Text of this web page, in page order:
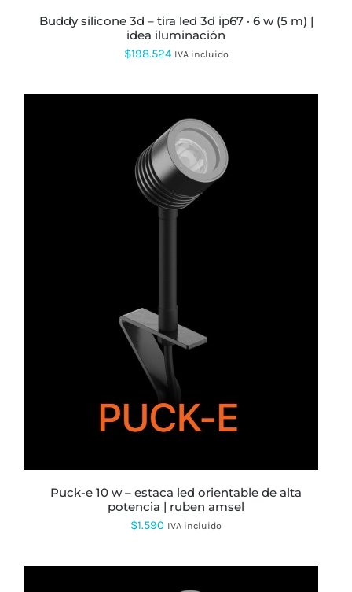
PÁGINA
DE
buddy silicone 3d – tira led 3d ip67 · 6 w (5 m) |
idea iluminación
$198.524 IVA incluido
puck-e 10 w – estaca led orientable de alta
potencia | ruben amsel
$1.590 IVA incluido